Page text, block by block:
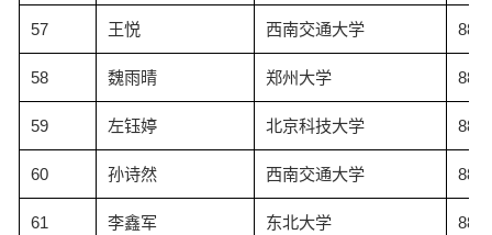
57 王悦 西南交通大学
58 魏雨晴 郑州大学
59 左钰婷 北京科技大学
60 孙诗然 西南交通大学
61 李鑫军 东北大学